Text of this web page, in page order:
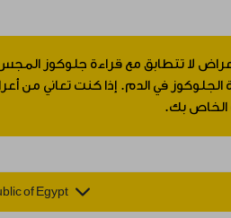
لا تتطابق مع قراءة جلوكوز
في الدم. إذا كنت تعاني من
الخاص بك.
of Egypt